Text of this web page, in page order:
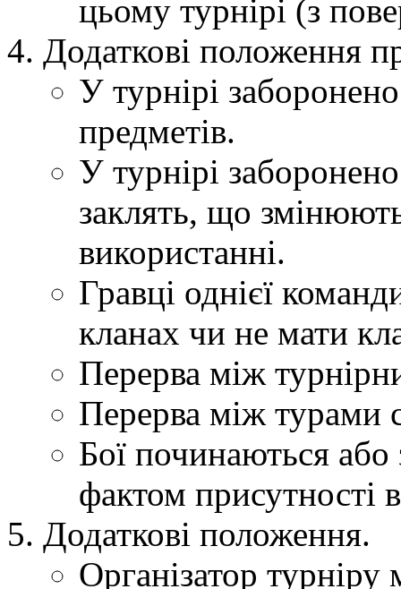
цьому турнірі (з
Додаткові положення
У турнірі
предметів.
У турнірі
заклять, що
використанні.
Гравці однієї
кланах чи не мати
Перерва між
Перерва між турами
Бої починаються або
фактом присутності
Додаткові положення.
Організатор